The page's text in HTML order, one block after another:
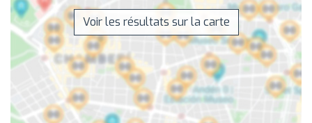
Voir les résultats sur la carte